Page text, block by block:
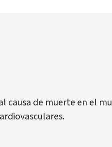
causa de muerte en el